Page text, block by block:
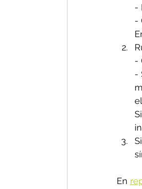
-
-
-
-
En